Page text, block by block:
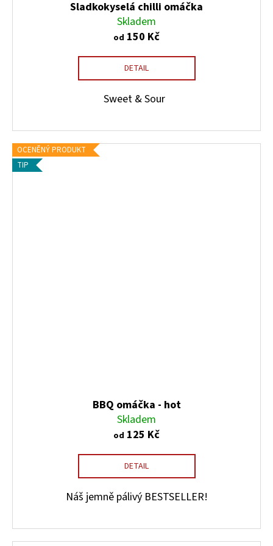
Sladkokyselá chilli omáčka
Skladem
od 150 Kč
DETAIL
Sweet & Sour
OCENĚNÝ PRODUKT
TIP
BBQ omáčka - hot
Skladem
od 125 Kč
DETAIL
Náš jemně pálivý BESTSELLER!